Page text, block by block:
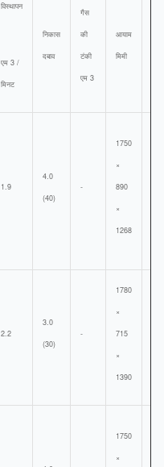
विस्थापन
एम 3 /
मिनट
निकास
दबाव
गैस
की
टंकी
एम 3
आयाम
मिमी
1.9
4.0
(40)
-
1750
×
890
×
1268
2.2
3.0
(30)
-
1780
×
715
×
1390
1750
×